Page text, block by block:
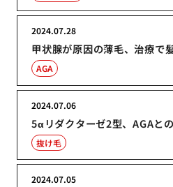
甲状腺が原因の薄毛、治療で
2024.07.28
AGA
5αリダクターゼ2型、AGAと
2024.07.06
抜け毛
2024.07.05